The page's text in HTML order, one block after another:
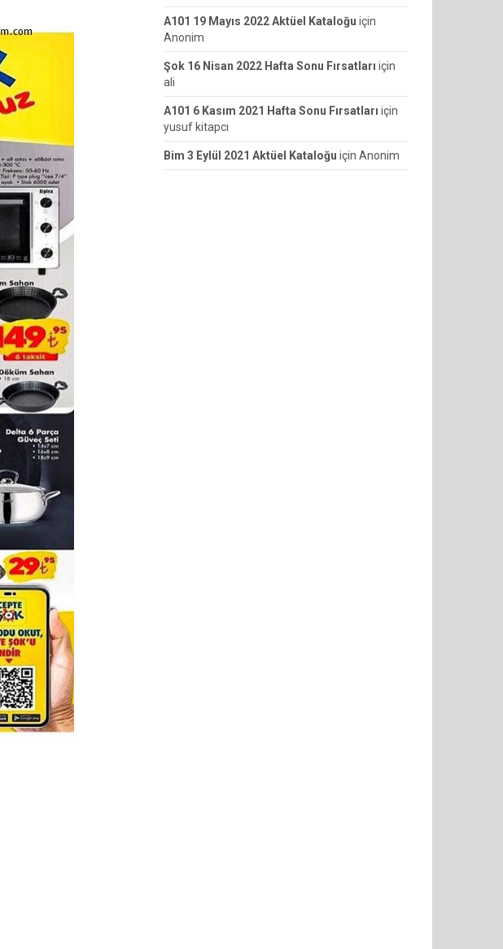
A101 19 Mayıs 2022 Aktüel Kataloğu için
Anonim
Şok 16 Nisan 2022 Hafta Sonu Fırsatları için
ali
A101 6 Kasım 2021 Hafta Sonu Fırsatları için
yusuf kitapcı
Bim 3 Eylül 2021 Aktüel Kataloğu için Anonim